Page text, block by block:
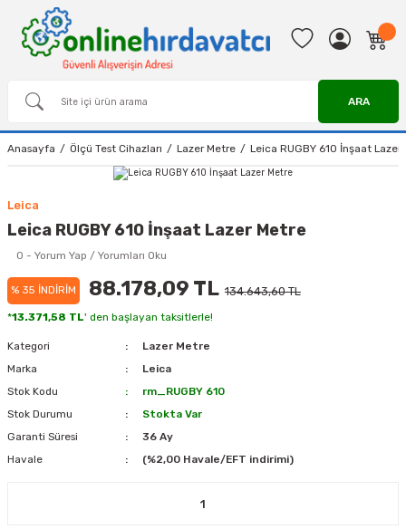
ARA
Anasayfa Ölçü Test Cihazları Lazer Metre Leica RUGBY 610 İnşaat Lazer
Leica
Leica RUGBY 610 İnşaat Lazer Metre
0 - Yorum Yap / Yorumları Oku
% 35 İNDİRİM 88.178,09 TL 134.643,60 TL
*13.371,58 TL' den başlayan taksitlerle!
Kategori
Lazer Metre
Marka
Leica
Stok Kodu
rm_RUGBY 610
Stok Durumu
Stokta Var
Garanti Süresi
36 Ay
Havale
(%2,00 Havale/EFT indirimi)